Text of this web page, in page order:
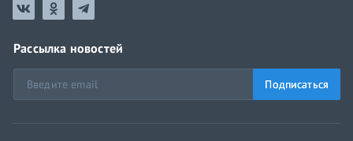
Рассылка новостей
Подписаться